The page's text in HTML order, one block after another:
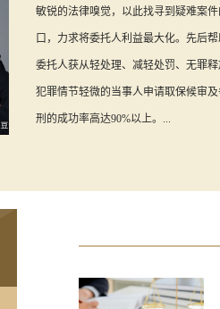
敏锐的法律嗅觉，以此找寻到疑难案
口，力求将委托人利益最大化。先后
委托人获从轻处理、减轻处罚、无罪
犯罪情节轻微的当事人申请取保候审
刑的成功率高达90%以上。...